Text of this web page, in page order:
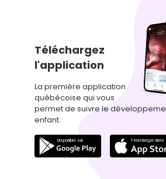
Téléchargez
l'application
La première application
québécoise qui vous
permet de suivre le
enfant.